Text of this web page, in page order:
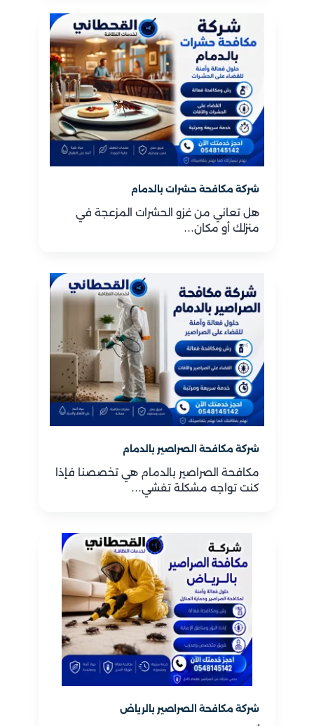
شركة مكافحة حشرات بالدمام
هل تعاني من غزو الحشرات المزعجة في
منزلك أو مكان…
شركة مكافحة الصراصير بالدمام
مكافحة الصراصير بالدمام هي تخصصنا فإذا
كنت تواجه مشكلة تفشي…
شركة مكافحة الصراصير بالرياض